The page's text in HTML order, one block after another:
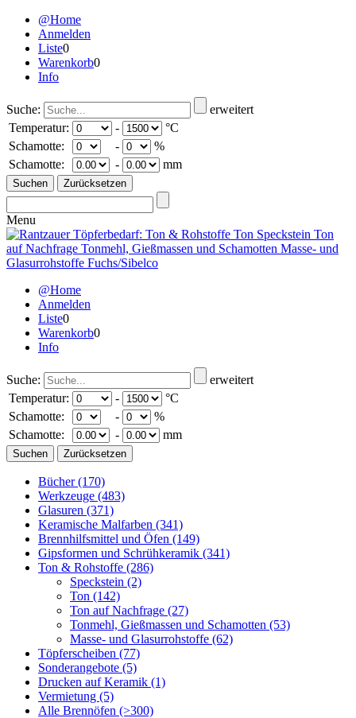
@Home
Anmelden
Liste0
Warenkorb0
Info
Suche:
erweitert
Temperatur:
-
°C
Schamotte:
-
%
Schamotte:
- mm
Menu
@Home
Anmelden
Liste0
Warenkorb0
Info
Suche:
erweitert
Temperatur:
-
°C
Schamotte:
-
%
Schamotte:
- mm
Bücher(170)
Werkzeuge (483)
Glasuren (371)
Keramische Malfarben (341)
Brennhilfsmittel und Öfen (149)
Gipsformen und Schrühkeramik (341)
Ton & Rohstoffe (286)
Speckstein (2)
Ton (142)
Ton auf Nachfrage (27)
Tonmehl, Gießmassen und Schamotten (53)
Masse- und Glasurrohstoffe (62)
Töpferscheiben (77)
Sonderangebote (5)
Drucken auf Keramik (1)
Vermietung (5)
Alle Brennöfen (>300)